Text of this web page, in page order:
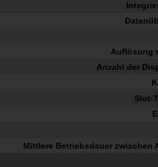
Auflösung
Anzahl der
Slot-
Mittlere Betriebsdauer zwischen